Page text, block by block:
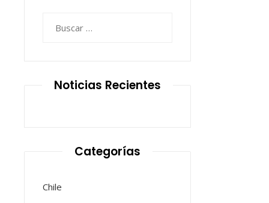
Noticias Recientes
Categorías
Chile